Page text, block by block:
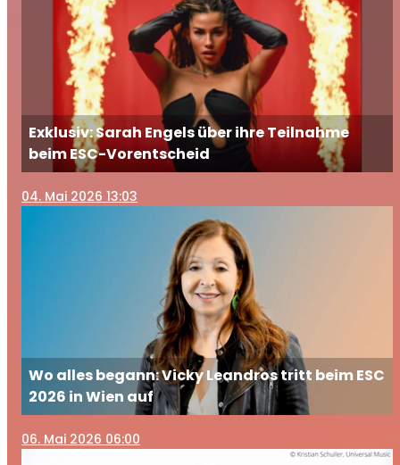
Exklusiv: Sarah Engels über ihre Teilnahme
beim ESC-Vorentscheid
04. Mai 2026 13:03
Wo alles begann: Vicky Leandros tritt beim ESC
2026 in Wien auf
06. Mai 2026 06:00